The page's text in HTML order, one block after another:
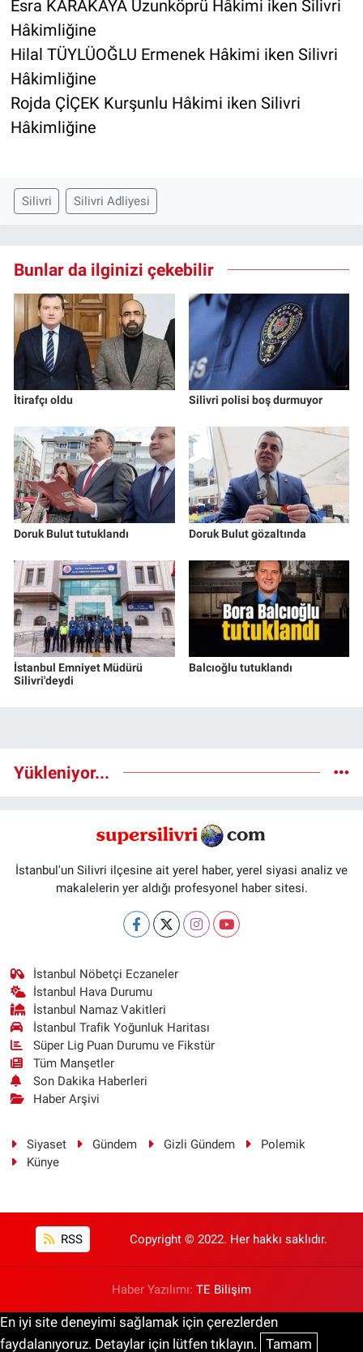
Esra KARAKAYA Uzunköprü Hâkimi iken Silivri
Hâkimliğine
Hilal TÜYLÜOĞLU Ermenek Hâkimi iken Silivri
Hâkimliğine
Rojda ÇİÇEK Kurşunlu Hâkimi iken Silivri
Hâkimliğine
Silivri Silivri Adliyesi
Bunlar da ilginizi çekebilir
İtirafçı oldu Silivri polisi boş durmuyor
Doruk Bulut tutuklandı Doruk Bulut gözaltında
İstanbul Emniyet Müdürü
Silivri'deydi
Balcıoğlu tutuklandı
Yükleniyor...
İstanbul'un Silivri ilçesine ait yerel haber, yerel siyasi analiz ve
makalelerin yer aldığı profesyonel haber sitesi.
İstanbul Nöbetçi Eczaneler
İstanbul Hava Durumu
İstanbul Namaz Vakitleri
İstanbul Trafik Yoğunluk Haritası
Süper Lig Puan Durumu ve Fikstür
Tüm Manşetler
Son Dakika Haberleri
Haber Arşivi
Siyaset Gündem Gizli Gündem
Polemik
Künye
RSS Copyright © 2022. Her hakkı saklıdır.
Haber Yazılımı: TE Bilişim
En iyi site deneyimi sağlamak için çerezlerden
faydalanıyoruz. Detaylar için lütfen tıklayın. Tamam